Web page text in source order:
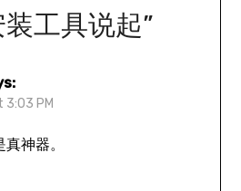
工具说起”
PM
神器。